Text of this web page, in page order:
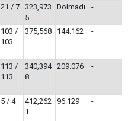
21 / 7 323,973
5
Dolmadı -
103 /
103
375,568 144.162 -
113 /
113
340,394
8
209.076 -
5 / 4
412,262
1
96.129 -